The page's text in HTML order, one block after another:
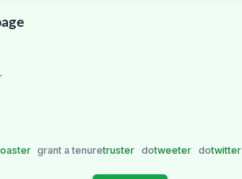
grant a tenuretruster dotweeter dotwitter